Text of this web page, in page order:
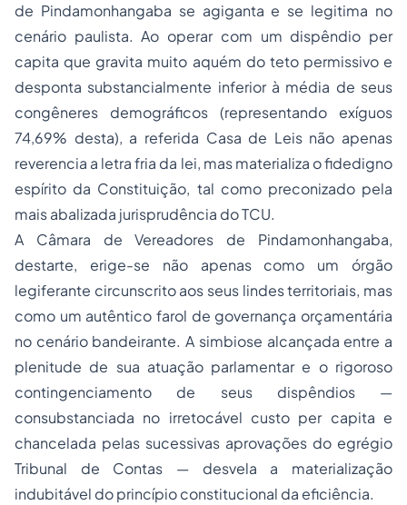
de Pindamonhangaba se agiganta e se legitima no
cenário paulista. Ao operar com um dispêndio per
capita que gravita muito aquém do teto permissivo e
desponta substancialmente inferior à média de seus
congêneres demográficos (representando exíguos
74,69% desta), a referida Casa de Leis não apenas
reverencia a letra fria da lei, mas materializa o fidedigno
espírito da Constituição, tal como preconizado pela
mais abalizada jurisprudência do TCU.
A Câmara de Vereadores de Pindamonhangaba,
destarte, erige-se não apenas como um órgão
legiferante circunscrito aos seus lindes territoriais, mas
como um autêntico farol de governança orçamentária
no cenário bandeirante. A simbiose alcançada entre a
plenitude de sua atuação parlamentar e o rigoroso
contingenciamento de seus dispêndios —
consubstanciada no irretocável custo per capita e
chancelada pelas sucessivas aprovações do egrégio
Tribunal de Contas — desvela a materialização
indubitável do princípio constitucional da eficiência.